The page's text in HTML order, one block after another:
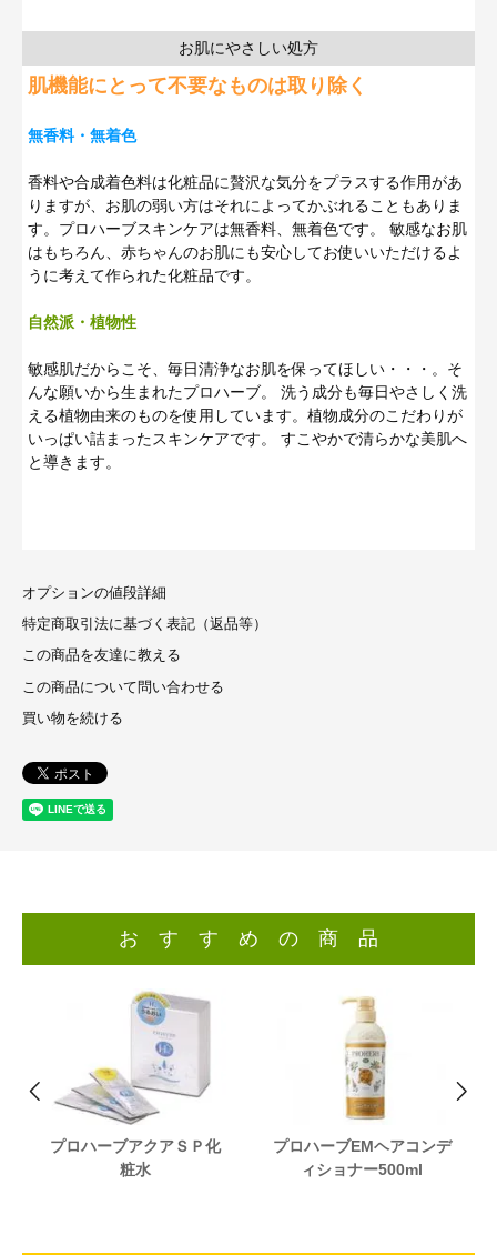
お肌にやさしい処方
肌機能にとって不要なものは取り除く
無香料・無着色
香料や合成着色料は化粧品に贅沢な気分をプラスする作用があ
りますが、お肌の弱い方はそれによってかぶれることもありま
す。プロハーブスキンケアは無香料、無着色です。 敏感なお肌
はもちろん、赤ちゃんのお肌にも安心してお使いいただけるよ
うに考えて作られた化粧品です。
自然派・植物性
敏感肌だからこそ、毎日清浄なお肌を保ってほしい・・・。そ
んな願いから生まれたプロハーブ。 洗う成分も毎日やさしく洗
える植物由来のものを使用しています。植物成分のこだわりが
いっぱい詰まったスキンケアです。 すこやかで清らかな美肌へ
と導きます。
オプションの値段詳細
特定商取引法に基づく表記（返品等）
この商品を友達に教える
この商品について問い合わせる
買い物を続ける
お す す め の 商 品
プロハーブアクアＳＰ化
粧水
プロハーブEMヘアコンデ
ィショナー500ml